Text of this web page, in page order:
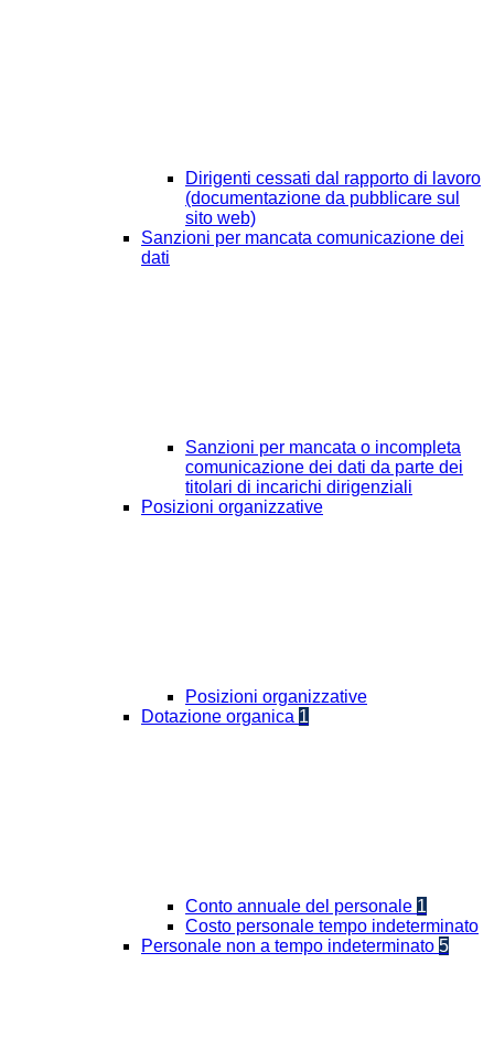
Dirigenti cessati dal rapporto di lavoro
(documentazione da pubblicare sul
sito web)
Sanzioni per mancata comunicazione dei
dati
Sanzioni per mancata o incompleta
comunicazione dei dati da parte dei
titolari di incarichi dirigenziali
Posizioni organizzative
Posizioni organizzative
Dotazione organica 1
Conto annuale del personale 1
Costo personale tempo indeterminato
Personale non a tempo indeterminato 5